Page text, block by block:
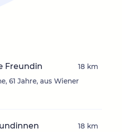
Freundin
61 Jahre, aus Wiener
18 km
18 km